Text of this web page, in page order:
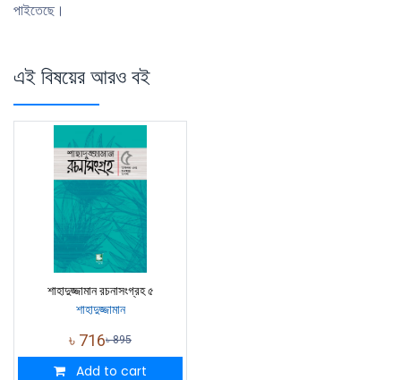
পাইতেছে।
এই বিষয়ের আরও বই
শাহাদুজ্জামান রচনাসংগ্রহ ৫
শাহাদুজ্জামান
৳ 716৳895
Add to cart